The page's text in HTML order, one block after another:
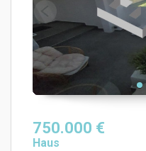
750.000 €
Haus